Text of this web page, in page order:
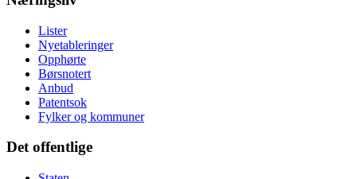
Lister
Nyetableringer
Opphørte
Børsnotert
Anbud
Patentsok
Fylker og kommuner
Det offentlige